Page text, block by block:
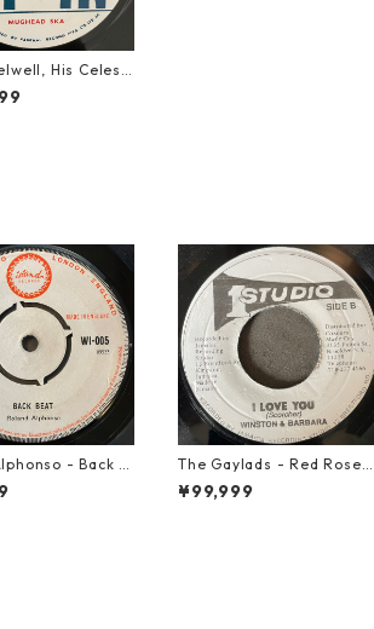
His Celesti
Ska【7-20
- Back B
】
The Gaylads - Red Rose
【7-21853】
¥99,999